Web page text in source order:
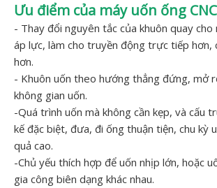
Ưu điểm của máy uốn ống CNC
- Thay đổi nguyên tắc của khuôn quay cho
áp lực, làm cho truyền động trực tiếp hơn,
hơn.
- Khuôn uốn theo hướng thẳng đứng, mở
không gian uốn.
-Quá trình uốn mà không cần kẹp, và cấu
kế đặc biệt, đưa, đi ống thuận tiện, chu kỳ
quả cao.
-Chủ yếu thích hợp để uốn nhịp lớn, hoặc
gia công biên dạng khác nhau.